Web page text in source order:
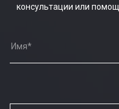
консультации или